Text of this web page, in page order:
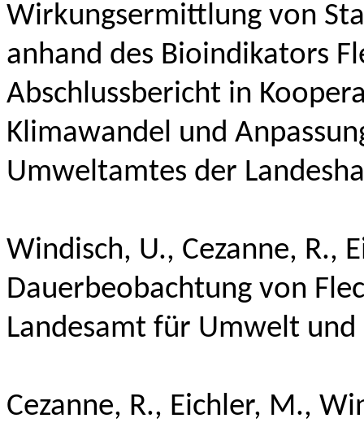
Wirkungsermittlung von
anhand des Bioindikators
Abschlussbericht in
Klimawandel und
Umweltamtes der
Windisch, U., Cezanne, R.,
Dauerbeobachtung von
Landesamt für Umwelt und
Cezanne, R., Eichler, M.,